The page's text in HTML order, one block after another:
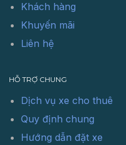
Khách hàng
Khuyến mãi
Liên hệ
HỖ TRỢ CHUNG
Dịch vụ xe cho thuê
Quy định chung
Hướng dẫn đặt xe